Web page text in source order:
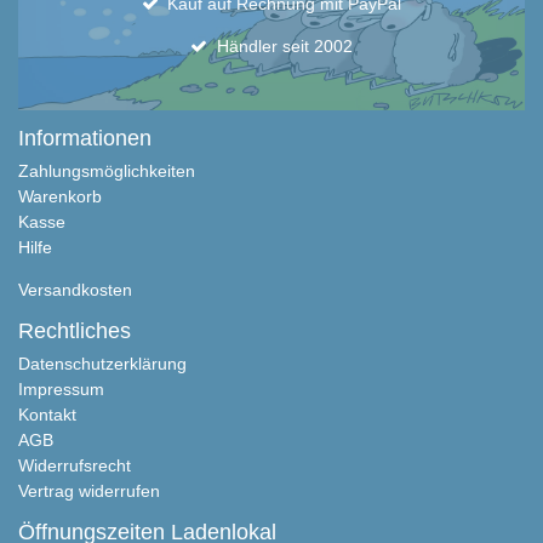
Händler seit 2002
Informationen
Zahlungsmöglichkeiten
Warenkorb
Kasse
Hilfe
Versandkosten
Rechtliches
Datenschutzerklärung
Impressum
Kontakt
AGB
Widerrufsrecht
Vertrag widerrufen
Öffnungszeiten Ladenlokal